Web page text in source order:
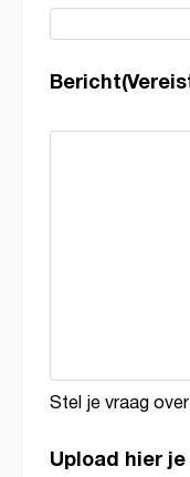
Bericht
Stel je vraag
Upload hier